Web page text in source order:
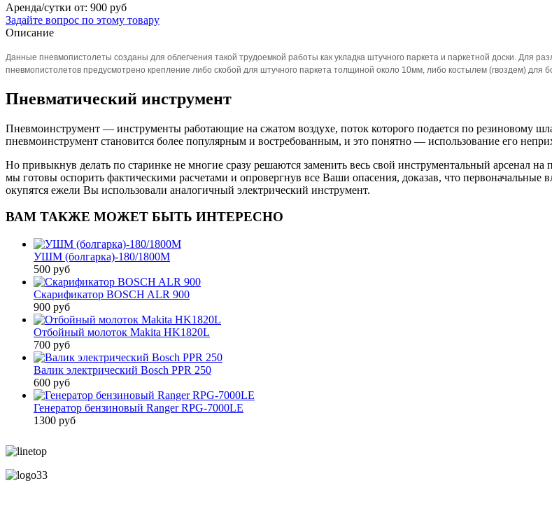
Аренда/сутки от: 900 руб
Задайте вопрос по этому товару
Описание
Данные пневмопистолеты созданы для облегчения такой трудоемкой работы как укладка штучного паркета и паркетной доски. Для
пневмопистолетов предусмотрено крепление либо скобой для штучного паркета толщиной около 10мм, либо костылем (гвоздем) для
Пневматический инструмент
Пневмоинструмент — инструменты работающие на сжатом воздухе, поток которого подается по резиновому
пневмоинструмент становится более популярным и востребованным, и это понятно — использование его
Но привыкнув делать по старинке не многие сразу решаются заменить весь свой инструментальный арсенал
мы готовы оспорить фактическими расчетами и опровергнув все Ваши опасения, доказав, что
окупятся ежели Вы использовали аналогичный электрический инструмент.
ВАМ ТАКЖЕ МОЖЕТ БЫТЬ ИНТЕРЕСНО
УШМ (болгарка)-180/1800М
500 руб
Скарификатор BOSCH ALR 900
900 руб
Отбойный молоток Makita HK1820L
700 руб
Валик электрический Bosch PPR 250
600 руб
Генератор бензиновый Ranger RPG-7000LE
1300 руб